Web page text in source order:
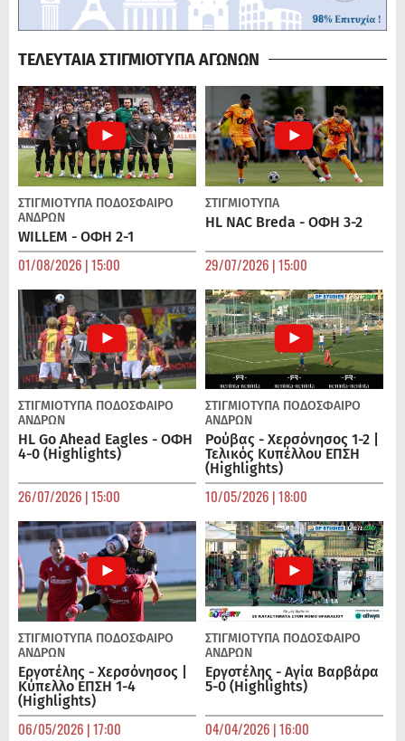
ΤΕΛΕΥΤΑΙΑ ΣΤΙΓΜΙΟΤΥΠΑ ΑΓΩΝΩΝ
ΣΤΙΓΜΙΟΤΥΠΑ ΠΟΔΌΣΦΑΙΡΟ
ΑΝΔΡΏΝ
WILLEM - ΟΦΗ 2-1
01/08/2026 | 15:00
ΣΤΙΓΜΙΟΤΥΠΑ
HL NAC Breda - ΟΦΗ 3-2
29/07/2026 | 15:00
ΣΤΙΓΜΙΟΤΥΠΑ ΠΟΔΌΣΦΑΙΡΟ
ΑΝΔΡΏΝ
HL Go Ahead Eagles - ΟΦΗ
4-0 (Highlights)
26/07/2026 | 15:00
ΣΤΙΓΜΙΟΤΥΠΑ ΠΟΔΌΣΦΑΙΡΟ
ΑΝΔΡΏΝ
Ρούβας - Χερσόνησος 1-2 |
Τελικός Κυπέλλου ΕΠΣΗ
(Highlights)
10/05/2026 | 18:00
ΣΤΙΓΜΙΟΤΥΠΑ ΠΟΔΌΣΦΑΙΡΟ
ΑΝΔΡΏΝ
Εργοτέλης - Χερσόνησος |
Κύπελλο ΕΠΣΗ 1-4
(Highlights)
06/05/2026 | 17:00
ΣΤΙΓΜΙΟΤΥΠΑ ΠΟΔΌΣΦΑΙΡΟ
ΑΝΔΡΏΝ
Εργοτέλης - Αγία Βαρβάρα
5-0 (Highlights)
04/04/2026 | 16:00